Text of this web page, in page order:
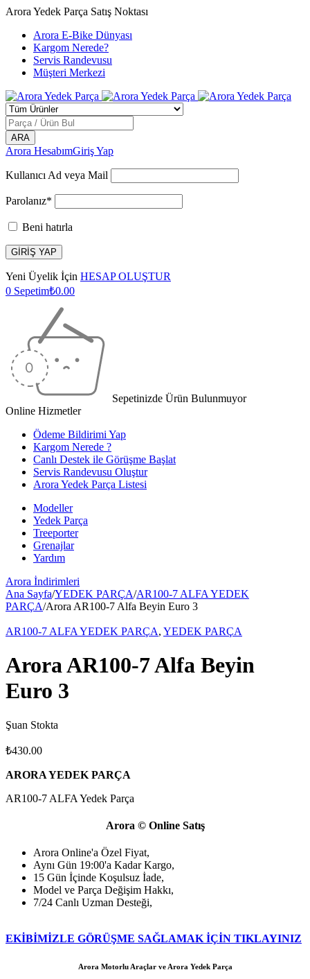
Arora Yedek Parça Satış Noktası
Arora E-Bike Dünyası
Kargom Nerede?
Servis Randevusu
Müşteri Merkezi
Arora HesabımGiriş Yap
Kullanıcı Ad veya Mail
Parolanız*
Beni hatırla
Yeni Üyelik İçin HESAP OLUŞTUR
0 Sepetim₺0.00
Sepetinizde Ürün Bulunmuyor
Online Hizmetler
Ödeme Bildirimi Yap
Kargom Nerede ?
Canlı Destek ile Görüşme Başlat
Servis Randevusu Oluştur
Arora Yedek Parça Listesi
Modeller
Yedek Parça
Treeporter
Grenajlar
Yardım
Arora İndirimleri
Ana Sayfa/YEDEK PARÇA/AR100-7 ALFA YEDEK
PARÇA/Arora AR100-7 Alfa Beyin Euro 3
AR100-7 ALFA YEDEK PARÇA, YEDEK PARÇA
Arora AR100-7 Alfa Beyin
Euro 3
Şuan Stokta
₺430.00
ARORA YEDEK PARÇA
AR100-7 ALFA Yedek Parça
Arora © Online Satış
Arora Online'a Özel Fiyat,
Aynı Gün 19:00'a Kadar Kargo,
15 Gün İçinde Koşulsuz İade,
Model ve Parça Değişim Hakkı,
7/24 Canlı Uzman Desteği,
EKİBİMİZLE GÖRÜŞME SAĞLAMAK İÇİN TIKLAYINIZ
Arora Motorlu Araçlar ve Arora Yedek Parça